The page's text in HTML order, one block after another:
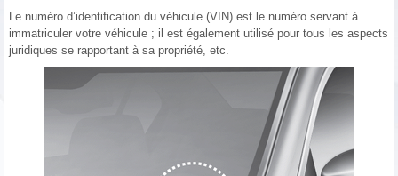
Le numéro d’identification du véhicule (VIN) est le numéro servant à
immatriculer votre véhicule ; il est également utilisé pour tous les aspects
juridiques se rapportant à sa propriété, etc.